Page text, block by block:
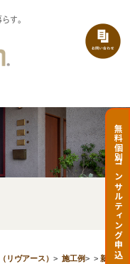
す。
無料個別コンサルティング申込
リヴアース）> 施工例> >新